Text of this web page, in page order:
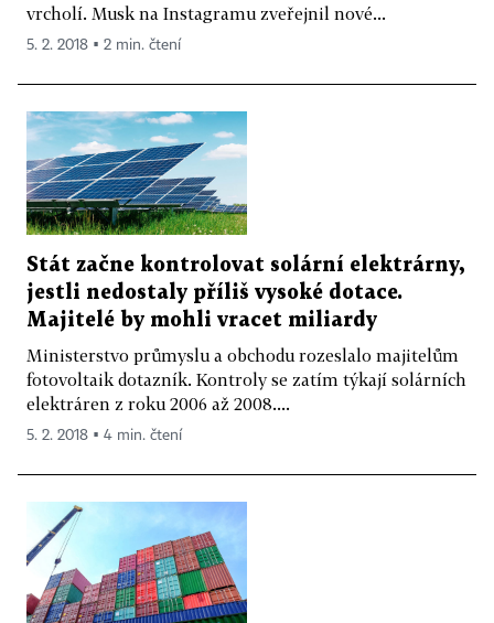
vrcholí. Musk na Instagramu zveřejnil nové...
5. 2. 2018 ▪ 2 min. čtení
Stát začne kontrolovat solární elektrárny,
jestli nedostaly příliš vysoké dotace.
Majitelé by mohli vracet miliardy
Ministerstvo průmyslu a obchodu rozeslalo majitelům
fotovoltaik dotazník. Kontroly se zatím týkají solárních
elektráren z roku 2006 až 2008....
5. 2. 2018 ▪ 4 min. čtení